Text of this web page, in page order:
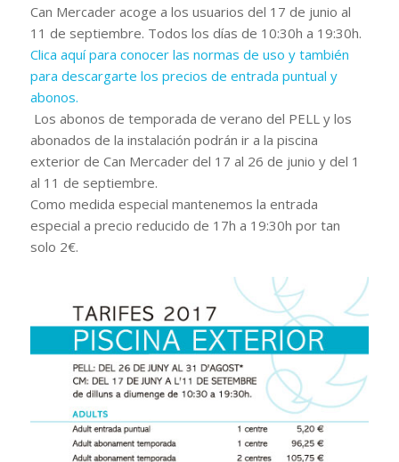
Can Mercader acoge a los usuarios del 17 de junio al
11 de septiembre. Todos los días de 10:30h a 19:30h.
Clica aquí para conocer las normas de uso y también
para descargarte los precios de entrada puntual y
abonos.
Los abonos de temporada de verano del PELL y los
abonados de la instalación podrán ir a la piscina
exterior de Can Mercader del 17 al 26 de junio y del 1
al 11 de septiembre.
Como medida especial mantenemos la entrada
especial a precio reducido de 17h a 19:30h por tan
solo 2€.